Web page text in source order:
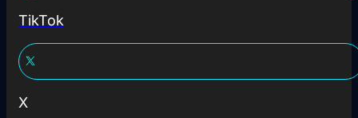
TikTok
X